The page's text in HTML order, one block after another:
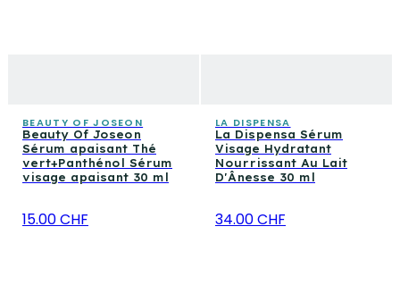
BEAUTY OF JOSEON
Beauty Of Joseon
Sérum apaisant Thé
vert+Panthénol Sérum
visage apaisant 30 ml
15.00 CHF
LA DISPENSA
La Dispensa Sérum
Visage Hydratant
Nourrissant Au Lait
D'Ânesse 30 ml
34.00 CHF